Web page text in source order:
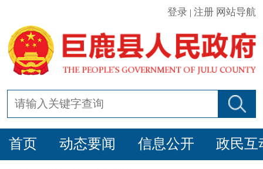
登录 |注册 网站导航
首页 动态要闻 信息公开 政民互